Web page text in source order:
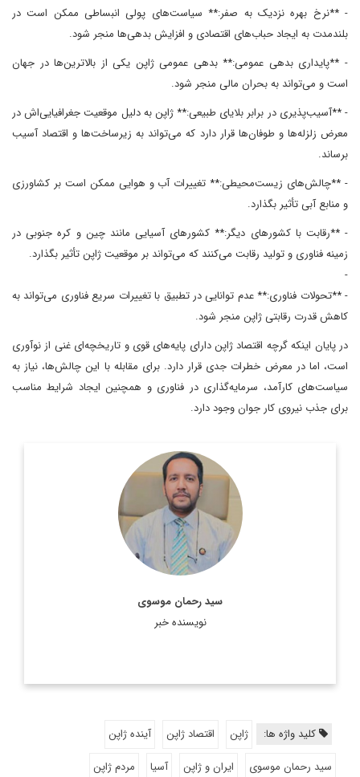
- **نرخ بهره نزدیک به صفر:** سیاست‌های پولی انبساطی ممکن است در
بلندمدت به ایجاد حباب‌های اقتصادی و افزایش بدهی‌ها منجر شود.
- **پایداری بدهی عمومی:** بدهی عمومی ژاپن یکی از بالاترین‌ها در جهان
است و می‌تواند به بحران مالی منجر شود.
- **آسیب‌پذیری در برابر بلایای طبیعی:** ژاپن به دلیل موقعیت جغرافیایی‌اش در
معرض زلزله‌ها و طوفان‌ها قرار دارد که می‌تواند به زیرساخت‌ها و اقتصاد آسیب
برساند.
- **چالش‌های زیست‌محیطی:** تغییرات آب و هوایی ممکن است بر کشاورزی
و منابع آبی تأثیر بگذارد.
- **رقابت با کشورهای دیگر:** کشورهای آسیایی مانند چین و کره جنوبی در
زمینه فناوری و تولید رقابت می‌کنند که می‌تواند بر موقعیت ژاپن تأثیر بگذارد.
-
- **تحولات فناوری:** عدم توانایی در تطبیق با تغییرات سریع فناوری می‌تواند به
کاهش قدرت رقابتی ژاپن منجر شود.
در پایان اینکه گرچه اقتصاد ژاپن دارای پایه‌های قوی و تاریخچه‌ای غنی از نوآوری
است، اما در معرض خطرات جدی قرار دارد. برای مقابله با این چالش‌ها، نیاز به
سیاست‌های کارآمد، سرمایه‌گذاری در فناوری و همچنین ایجاد شرایط مناسب
برای جذب نیروی کار جوان وجود دارد.
سید رحمان موسوی
نویسنده خبر
کارشناس ارشد مسائل سیاست خارجی و استاد سابق دانشگاه
شهید بهشتی
اطلاعات بیشتر
کلید واژه ها: ژاپن اقتصاد ژاپن
آینده ژاپن
سید رحمان موسوی
ایران و ژاپن آسیا مردم ژاپن